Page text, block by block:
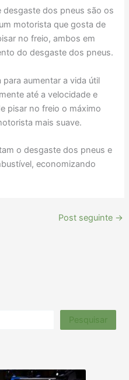
desgaste dos pneus são os
motorista que gosta de
no freio, ambos em
do desgaste dos pneus.
aumentar a vida útil
até a velocidade e
pisar no freio o máximo
mais suave.
o desgaste dos pneus e
economizando
Post seguinte →
Pesquisar